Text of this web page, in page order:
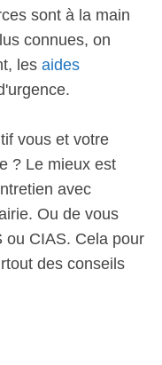
sont à la main
connues, on
les aides
vous et votre
? Le mieux est
avec
Ou de vous
ou CIAS. Cela pour
des conseils